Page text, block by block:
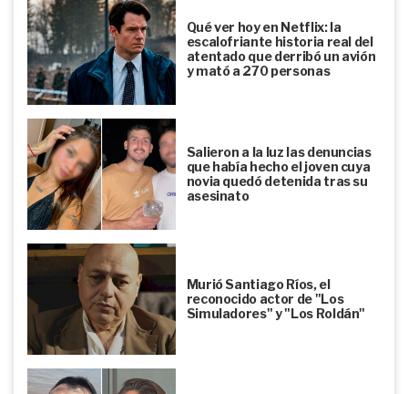
Qué ver hoy en Netflix: la
escalofriante historia real del
atentado que derribó un avión
y mató a 270 personas
Salieron a la luz las denuncias
que había hecho el joven cuya
novia quedó detenida tras su
asesinato
Murió Santiago Ríos, el
reconocido actor de "Los
Simuladores" y "Los Roldán"